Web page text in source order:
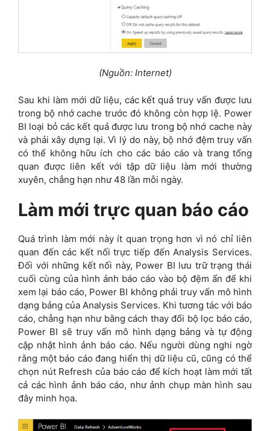
(Nguồn: Internet)
Sau khi làm mới dữ liệu, các kết quả truy vấn được lưu
trong bộ nhớ cache trước đó không còn hợp lệ. Power
BI loại bỏ các kết quả được lưu trong bộ nhớ cache này
và phải xây dựng lại. Vì lý do này, bộ nhớ đệm truy vấn
có thể không hữu ích cho các báo cáo và trang tổng
quan được liên kết với tập dữ liệu làm mới thường
xuyên, chẳng hạn như 48 lần mỗi ngày.
Làm mới trực quan báo cáo
Quá trình làm mới này ít quan trọng hơn vì nó chỉ liên
quan đến các kết nối trực tiếp đến Analysis Services.
Đối với những kết nối này, Power BI lưu trữ trạng thái
cuối cùng của hình ảnh báo cáo vào bộ đệm ẩn để khi
xem lại báo cáo, Power BI không phải truy vấn mô hình
dạng bảng của Analysis Services. Khi tương tác với báo
cáo, chẳng hạn như bằng cách thay đổi bộ lọc báo cáo,
Power BI sẽ truy vấn mô hình dạng bảng và tự động
cập nhật hình ảnh báo cáo. Nếu người dùng nghi ngờ
rằng một báo cáo đang hiển thị dữ liệu cũ, cũng có thể
chọn nút Refresh của báo cáo để kích hoạt làm mới tất
cả các hình ảnh báo cáo, như ảnh chụp màn hình sau
đây minh họa.